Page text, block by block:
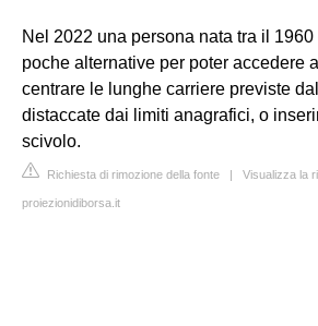
Nel 2022 una persona nata tra il
poche alternative per poter accedere
centrare le lunghe carriere previste
distaccate dai limiti anagrafici, o
scivolo.
Richiesta di rimozione della fonte | Visualizza la
proiezionidiborsa.it